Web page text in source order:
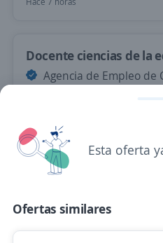
Docente ciencias de la
Agencia de Empleo de
Docente de matemáticas
Apartadó, Antioquia
Esta oferta
Ofertas similares